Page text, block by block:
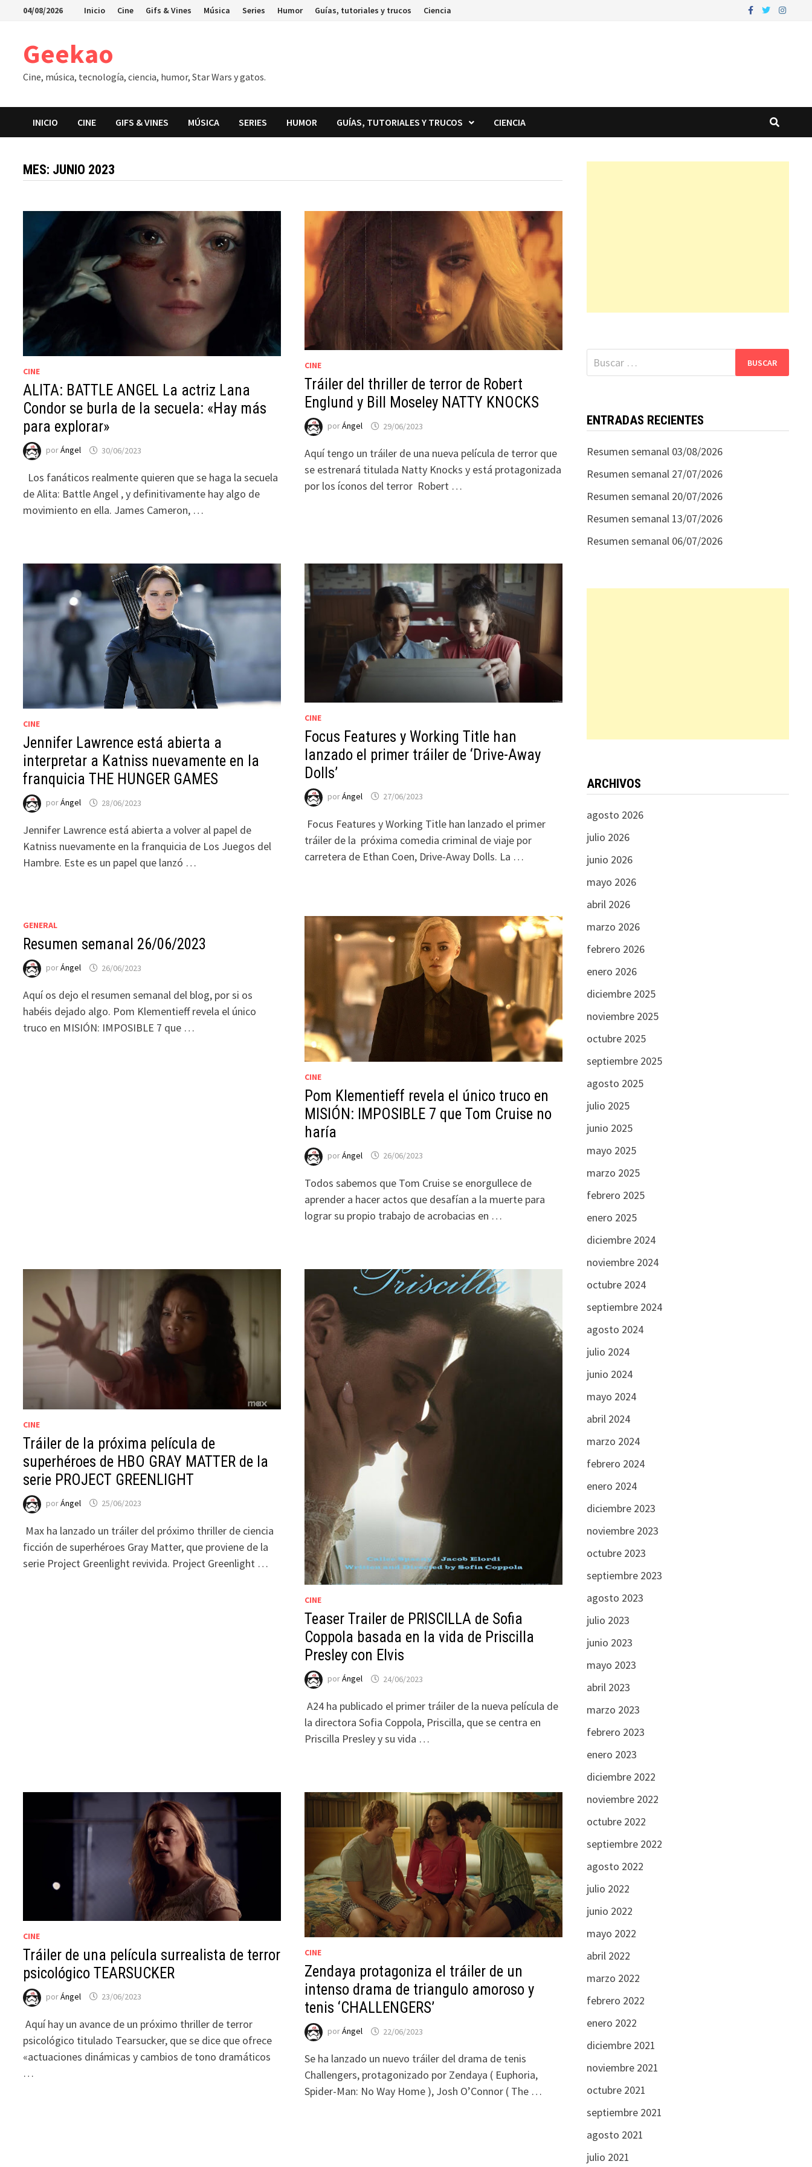
Saltar04/08/2026 Inicio Cine Gifs & Vines Música Series Humor Guías, tutoriales y trucos Ciencia
Geekao
Cine, música, tecnología, ciencia, humor, Star Wars y gatos.
INICIO CINE GIFS & VINES MÚSICA SERIES HUMOR GUÍAS, TUTORIALES Y TRUCOS CIENCIA
MES: JUNIO 2023
CINE
ALITA: BATTLE ANGEL La actriz Lana
Condor se burla de la secuela: «Hay más
para explorar»
porÁngel 30/06/2023
Los fanáticos realmente quieren que se haga la secuela
de Alita: Battle Angel , y definitivamente hay algo de
movimiento en ella. James Cameron, …
CINE
Tráiler del thriller de terror de Robert
Englund y Bill Moseley NATTY KNOCKS
porÁngel 29/06/2023
Aquí tengo un tráiler de una nueva película de terror que
se estrenará titulada Natty Knocks y está protagonizada
por los íconos del terror Robert …
CINE
Jennifer Lawrence está abierta a
interpretar a Katniss nuevamente en la
franquicia THE HUNGER GAMES
porÁngel 28/06/2023
Jennifer Lawrence está abierta a volver al papel de
Katniss nuevamente en la franquicia de Los Juegos del
Hambre. Este es un papel que lanzó …
CINE
Focus Features y Working Title han
lanzado el primer tráiler de ‘Drive-Away
Dolls’
porÁngel 27/06/2023
Focus Features y Working Title han lanzado el primer
tráiler de la próxima comedia criminal de viaje por
carretera de Ethan Coen, Drive-Away Dolls. La …
GENERAL
Resumen semanal 26/06/2023
porÁngel 26/06/2023
Aquí os dejo el resumen semanal del blog, por si os
habéis dejado algo. Pom Klementieff revela el único
truco en MISIÓN: IMPOSIBLE 7 que …
CINE
Pom Klementieff revela el único truco en
MISIÓN: IMPOSIBLE 7 que Tom Cruise no
haría
porÁngel 26/06/2023
Todos sabemos que Tom Cruise se enorgullece de
aprender a hacer actos que desafían a la muerte para
lograr su propio trabajo de acrobacias en …
CINE
Tráiler de la próxima película de
superhéroes de HBO GRAY MATTER de la
serie PROJECT GREENLIGHT
porÁngel 25/06/2023
Max ha lanzado un tráiler del próximo thriller de ciencia
ficción de superhéroes Gray Matter, que proviene de la
serie Project Greenlight revivida. Project Greenlight …
CINE
Teaser Trailer de PRISCILLA de Sofia
Coppola basada en la vida de Priscilla
Presley con Elvis
porÁngel 24/06/2023
A24 ha publicado el primer tráiler de la nueva película de
la directora Sofia Coppola, Priscilla, que se centra en
Priscilla Presley y su vida …
CINE
Tráiler de una película surrealista de terror
psicológico TEARSUCKER
porÁngel 23/06/2023
Aquí hay un avance de un próximo thriller de terror
psicológico titulado Tearsucker, que se dice que ofrece
«actuaciones dinámicas y cambios de tono dramáticos
…
CINE
Zendaya protagoniza el tráiler de un
intenso drama de triangulo amoroso y
tenis ‘CHALLENGERS’
porÁngel 22/06/2023
Se ha lanzado un nuevo tráiler del drama de tenis
Challengers, protagonizado por Zendaya ( Euphoria,
Spider-Man: No Way Home ), Josh O’Connor ( The …
Buscar:
ENTRADAS RECIENTES
Resumen semanal 03/08/2026
Resumen semanal 27/07/2026
Resumen semanal 20/07/2026
Resumen semanal 13/07/2026
Resumen semanal 06/07/2026
ARCHIVOS
agosto 2026
julio 2026
junio 2026
mayo 2026
abril 2026
marzo 2026
febrero 2026
enero 2026
diciembre 2025
noviembre 2025
octubre 2025
septiembre 2025
agosto 2025
julio 2025
junio 2025
mayo 2025
marzo 2025
febrero 2025
enero 2025
diciembre 2024
noviembre 2024
octubre 2024
septiembre 2024
agosto 2024
julio 2024
junio 2024
mayo 2024
abril 2024
marzo 2024
febrero 2024
enero 2024
diciembre 2023
noviembre 2023
octubre 2023
septiembre 2023
agosto 2023
julio 2023
junio 2023
mayo 2023
abril 2023
marzo 2023
febrero 2023
enero 2023
diciembre 2022
noviembre 2022
octubre 2022
septiembre 2022
agosto 2022
julio 2022
junio 2022
mayo 2022
abril 2022
marzo 2022
febrero 2022
enero 2022
diciembre 2021
noviembre 2021
octubre 2021
septiembre 2021
agosto 2021
julio 2021